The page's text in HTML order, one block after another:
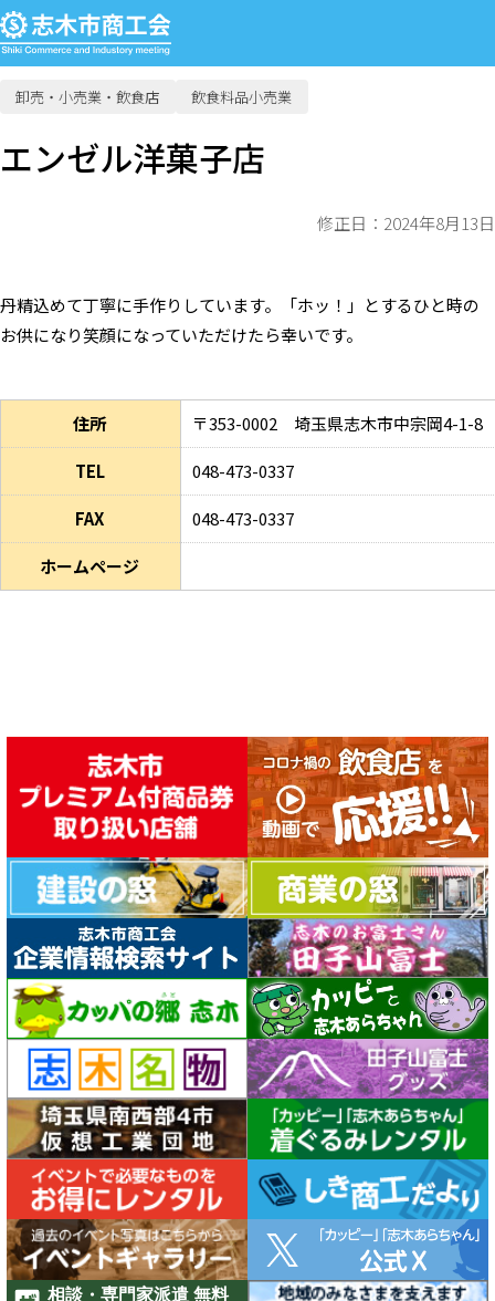
卸売・小売業・飲食店 飲食料品小売業
エンゼル洋菓子店
修正日：2024年8月13日
丹精込めて丁寧に手作りしています。「ホッ！」とするひと時の
お供になり笑顔になっていただけたら幸いです。
住所 〒353-0002 埼玉県志木市中宗岡4-1-8
TEL 048-473-0337
FAX 048-473-0337
ホームページ